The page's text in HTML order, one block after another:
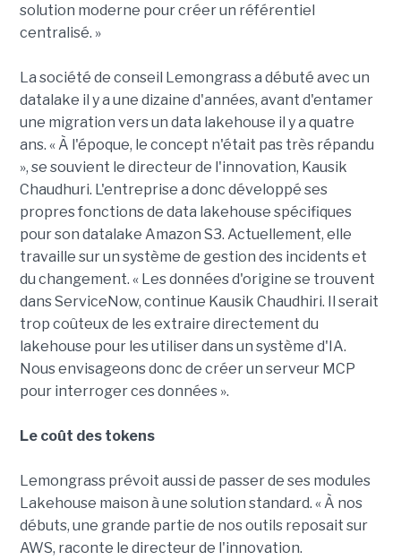
solution moderne pour créer un référentiel
centralisé. »
La société de conseil Lemongrass a débuté avec un
datalake il y a une dizaine d'années, avant d'entamer
une migration vers un data lakehouse il y a quatre
ans. « À l'époque, le concept n'était pas très répandu
», se souvient le directeur de l'innovation, Kausik
Chaudhuri. L'entreprise a donc développé ses
propres fonctions de data lakehouse spécifiques
pour son datalake Amazon S3. Actuellement, elle
travaille sur un système de gestion des incidents et
du changement. « Les données d'origine se trouvent
dans ServiceNow, continue Kausik Chaudhiri. Il serait
trop coûteux de les extraire directement du
lakehouse pour les utiliser dans un système d'IA.
Nous envisageons donc de créer un serveur MCP
pour interroger ces données ».
Le coût des tokens
Lemongrass prévoit aussi de passer de ses modules
Lakehouse maison à une solution standard. « À nos
débuts, une grande partie de nos outils reposait sur
AWS, raconte le directeur de l'innovation.